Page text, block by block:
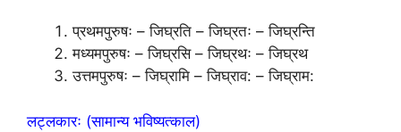
प्रथमपुरुषः – जिघ्रति – जिघ्रतः – जिघ्रन्ति
मध्यमपुरुषः – जिघ्रसि – जिघ्रथः – जिघ्रथ
उत्तमपुरुषः – जिघ्रामि – जिघ्राव: – जिघ्राम:
लट्लकारः (सामान्य भविष्यत्काल)